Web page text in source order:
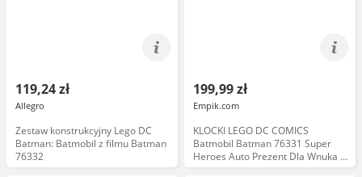
119,24 zł
Allegro
Zestaw konstrukcyjny Lego DC
Batman: Batmobil z filmu Batman
76332
199,99 zł
Empik.com
KLOCKI LEGO DC COMICS
Batmobil Batman 76331 Super
Heroes Auto Prezent Dla Wnuka +
E-BOOK-1